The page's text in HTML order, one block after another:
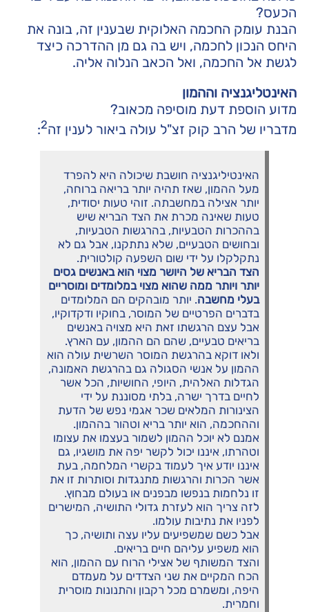
הכעס?
הבנת עומק החכמה האלוקית שבענין זה, בונה את
היחס הנכון לחכמה, ויש בה גם מן ההדרכה כיצד
לגשת אל החכמה, ואל הכאב הנלוה אליה.
האינטליגנציה וההמון
מדוע הוספת דעת מוסיפה מכאוב?
מדבריו של הרב קוק זצ"ל עולה ביאור לענין זה2
:
האינטיליגנציה חושבת שיכולה היא להפרד
מעל ההמון, שאז תהיה יותר בריאה ברוחה,
יותר אצילה במחשבתה. זוהי טעות יסודית,
טעות שאינה מכרת את הצד הבריא שיש
בההכרות הטבעיות, בהרגשות הטבעיות,
ובחושים הטבעיים, שלא נתתקנו, אבל גם לא
נתקלקלו על ידי שום השפעה קולטורית.
הצד הבריא של היושר מצוי הוא באנשים גסים
יותר ויותר ממה שהוא מצוי במלומדים ומוסריים
בעלי מחשבה. יותר מובהקים הם המלומדים
בדברים הפרטיים של המוסר, בחוקיו ודקדוקיו,
אבל עצם הרגשתו זאת היא מצויה באנשים
בריאים טבעיים, שהם הם ההמון, עם הארץ.
ולאו דוקא בהרגשת המוסר השרשית עולה הוא
ההמון על אנשי הסגולה גם בהרגשת האמונה,
הגדלות האלהית, היופי, החושיות, הכל אשר
לחיים בדרך ישרה, בלתי מסוננת על ידי
הצינורות המלאים שכר אגמי נפש של הדעת
וההחכמה, הוא יותר בריא וטהור בההמון.
אמנם לא יוכל ההמון לשמור בעצמו את עצומו
וטהרתו, איננו יכול לקשר יפה את מושגיו, גם
איננו יודע איך לעמוד בקשרי המלחמה, בעת
אשר הכרות והרגשות מתנגדות וסותרות זו את
זו נלחמות בנפשו מבפנים או בעולם מבחוץ.
לזה צריך הוא לעזרת גדולי התושיה, המישרים
לפניו את נתיבות עולמו.
אבל כשם שמשפיעים עליו עצה ותושיה, כך
הוא משפיע עליהם חיים בריאים.
והצד המשותף של אצילי הרוח עם ההמון, הוא
הכח המקיים את שני הצדדים על מעמדם
היפה, ומשמרם מכל רקבון והתנונות מוסרית
וחמרית.